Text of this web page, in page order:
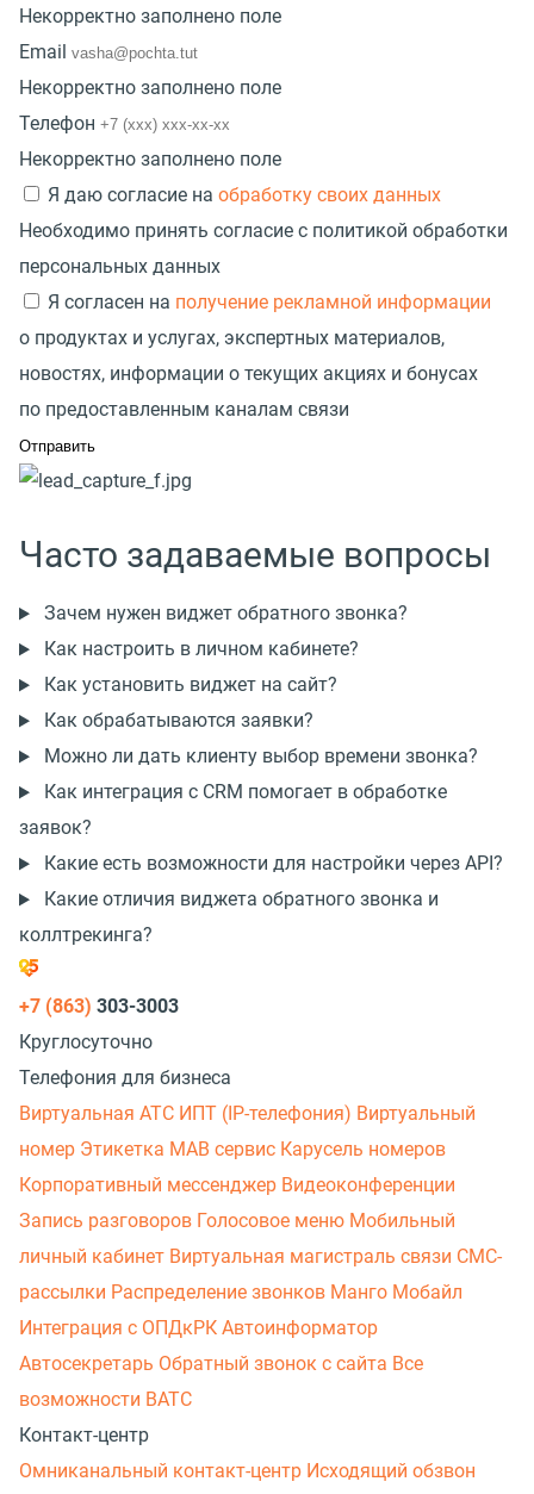
Некорректно заполнено поле
Email
Некорректно заполнено поле
Телефон
Некорректно заполнено поле
Я даю согласие на обработку своих данных
Необходимо принять согласие с политикой обработки
персональных данных
Я согласен на получение рекламной информации
о продуктах и услугах, экспертных материалов,
новостях, информации о текущих акциях и бонусах
по предоставленным каналам связи
Часто задаваемые вопросы
Зачем нужен виджет обратного звонка?
Как настроить в личном кабинете?
Как установить виджет на сайт?
Как обрабатываются заявки?
Можно ли дать клиенту выбор времени звонка?
Как интеграция с CRM помогает в обработке
заявок?
Какие есть возможности для настройки через API?
Какие отличия виджета обратного звонка и
коллтрекинга?
+7 (863) 303-3003
Круглосуточно
Телефония для бизнеса
Виртуальная АТС ИПТ (IP-телефония) Виртуальный
номер Этикетка МАВ сервис Карусель номеров
Корпоративный мессенджер Видеоконференции
Запись разговоров Голосовое меню Мобильный
личный кабинет Виртуальная магистраль связи СМС-
рассылки Распределение звонков Манго Мобайл
Интеграция с ОПДкРК Автоинформатор
Автосекретарь Обратный звонок с сайта Все
возможности ВАТС
Контакт-центр
Омниканальный контакт-центр Исходящий обзвон